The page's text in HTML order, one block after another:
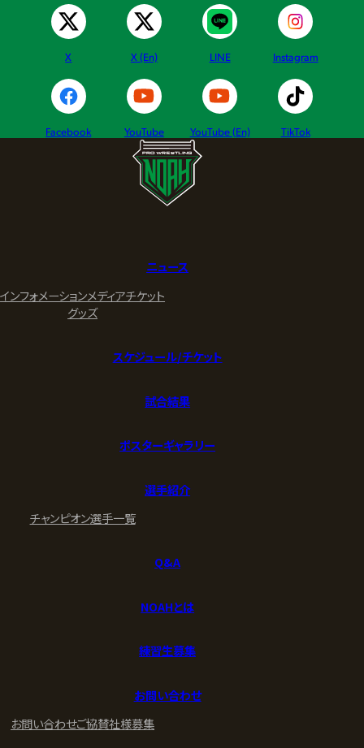
X X (En) LINE Instagram
Facebook YouTube YouTube (En) TikTok
ニュース
インフォメーションメディアチケット
グッズ
スケジュール/チケット
試合結果
ポスターギャラリー
選手紹介
チャンピオン選手一覧
Q&A
NOAHとは
練習生募集
お問い合わせ
お問い合わせご協賛社様募集